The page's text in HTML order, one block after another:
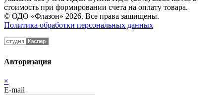
стоимость при формировании счета на оплату товара.
© ОДО «Флазон» 2026. Все права защищены.
Политика обработки персональных данных
Авторизация
×
E-mail